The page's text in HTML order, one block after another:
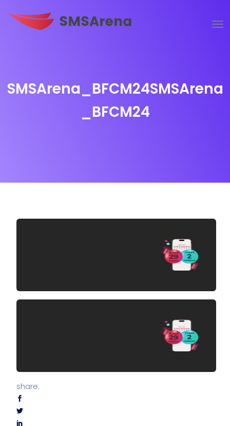
SMSArena_BFCM24SMSArena
_BFCM24
share: